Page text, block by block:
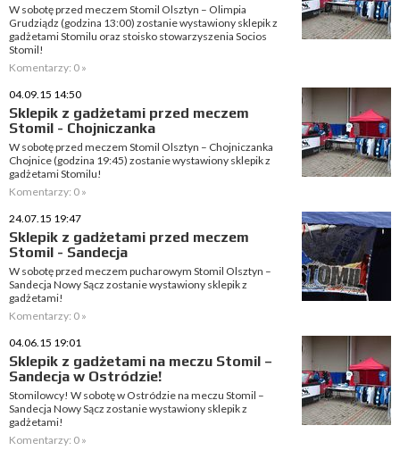
W sobotę przed meczem Stomil Olsztyn – Olimpia
Grudziądz (godzina 13:00) zostanie wystawiony sklepik z
gadżetami Stomilu oraz stoisko stowarzyszenia Socios
Stomil!
Komentarzy: 0 »
04.09.15 14:50
Sklepik z gadżetami przed meczem
Stomil - Chojniczanka
W sobotę przed meczem Stomil Olsztyn – Chojniczanka
Chojnice (godzina 19:45) zostanie wystawiony sklepik z
gadżetami Stomilu!
Komentarzy: 0 »
24.07.15 19:47
Sklepik z gadżetami przed meczem
Stomil - Sandecja
W sobotę przed meczem pucharowym Stomil Olsztyn –
Sandecja Nowy Sącz zostanie wystawiony sklepik z
gadżetami!
Komentarzy: 0 »
04.06.15 19:01
Sklepik z gadżetami na meczu Stomil –
Sandecja w Ostródzie!
Stomilowcy! W sobotę w Ostródzie na meczu Stomil –
Sandecja Nowy Sącz zostanie wystawiony sklepik z
gadżetami!
Komentarzy: 0 »